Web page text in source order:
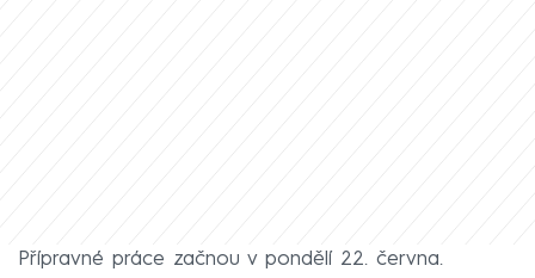
Přípravné práce začnou v pondělí 22. června.